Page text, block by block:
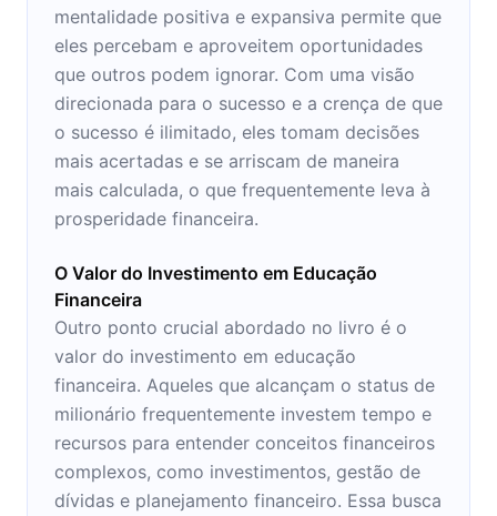
mentalidade positiva e expansiva permite que
eles percebam e aproveitem oportunidades
que outros podem ignorar. Com uma visão
direcionada para o sucesso e a crença de que
o sucesso é ilimitado, eles tomam decisões
mais acertadas e se arriscam de maneira
mais calculada, o que frequentemente leva à
prosperidade financeira.
O Valor do Investimento em Educação
Financeira
Outro ponto crucial abordado no livro é o
valor do investimento em educação
financeira. Aqueles que alcançam o status de
milionário frequentemente investem tempo e
recursos para entender conceitos financeiros
complexos, como investimentos, gestão de
dívidas e planejamento financeiro. Essa busca